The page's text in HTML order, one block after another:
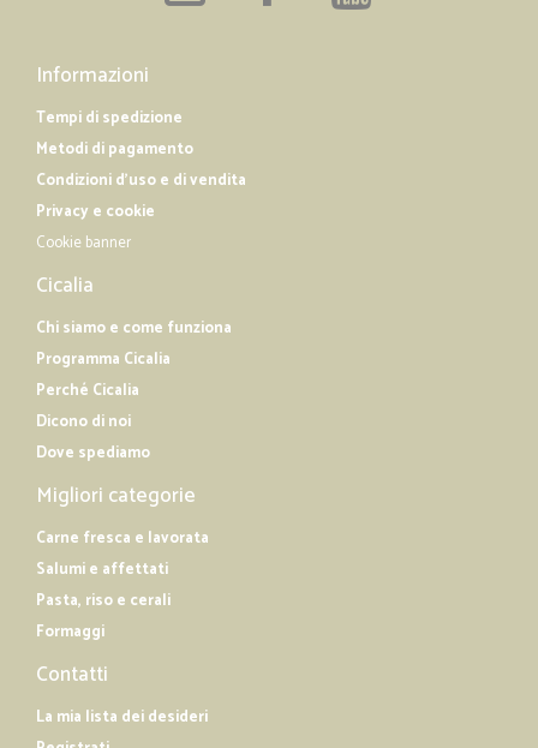
Informazioni
Tempi di spedizione
Metodi di pagamento
Condizioni d'uso e di vendita
Privacy e cookie
Cookie banner
Cicalia
Chi siamo e come funziona
Programma Cicalia
Perché Cicalia
Dicono di noi
Dove spediamo
Migliori categorie
Carne fresca e lavorata
Salumi e affettati
Pasta, riso e cerali
Formaggi
Contatti
La mia lista dei desideri